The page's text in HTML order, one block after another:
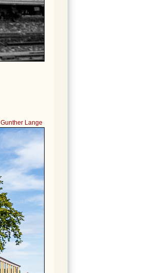
Gunther Lange